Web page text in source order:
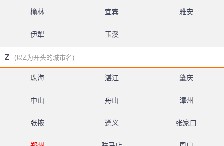
榆林 宜宾 雅安
伊犁 玉溪
Z (以Z为开头的城市名)
珠海 湛江 肇庆
中山 舟山 漳州
张掖 遵义 张家口